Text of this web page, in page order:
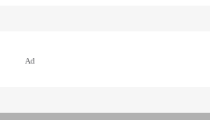
Ad